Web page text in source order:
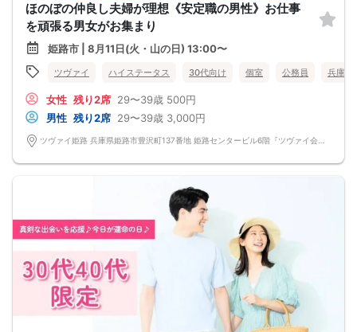
ほのぼの仲良し夫婦が理想《安定職の男性》お仕事
を頑張る男女がお集まり
姫路市 | 8月11日(火・山の日) 13:00〜
ツヴァイ ハイステータス 30代向け 個室 公務員 兵庫県
女性 残り2席 29〜39歳 500円
男性 残り2席 29〜39歳 3,000円